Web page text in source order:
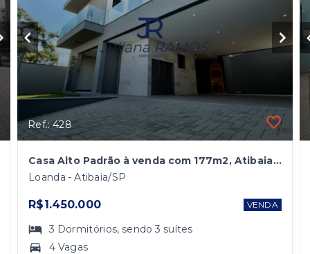
Ref.: 428
Casa Alto Padrão à venda com 177m2, Atibaia/SP
Loanda - Atibaia/SP
R$1.450.000 VENDA
3 Dormitórios, sendo3 suítes
4 Vagas